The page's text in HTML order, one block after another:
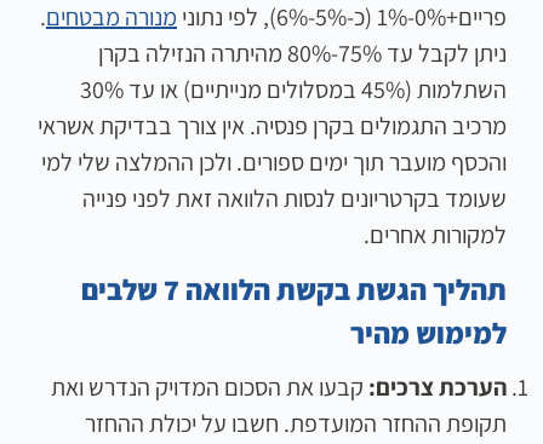
פריים+0%-1% (כ-5%-6%), לפי נתוני
מנורה מבטחים.
ניתן לקבל עד 75%-80% מהיתרה הנזילה בקרן
השתלמות (45% במסלולים מנייתיים) או עד 30%
מרכיב התגמולים בקרן פנסיה. אין צורך בבדיקת אשראי
והכסף מועבר תוך ימים ספורים. ולכן ההמלצה שלי למי
שעומד בקרטריונים לנסות הלוואה זאת לפני פנייה
למקורות אחרים.
תהליך הגשת בקשת הלוואה 7 שלבים
למימוש מהיר
הערכת צרכים: קבעו את הסכום המדויק הנדרש ואת
תקופת ההחזר המועדפת. חשבו על יכולת ההחזר